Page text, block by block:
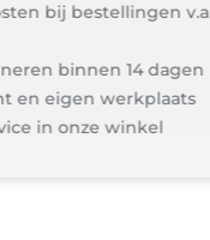
v.a.
14 dagen
werkplaats
winkel